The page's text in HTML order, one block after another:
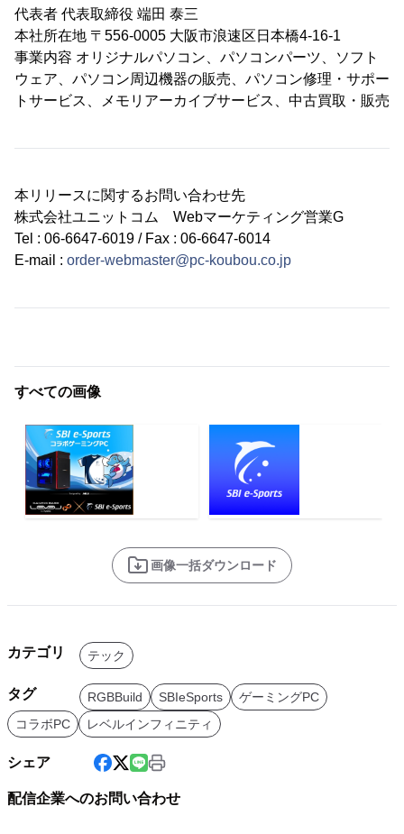
代表者 代表取締役 端田 泰三
本社所在地 〒556-0005 大阪市浪速区日本橋4-16-1
事業内容 オリジナルパソコン、パソコンパーツ、ソフト
ウェア、パソコン周辺機器の販売、パソコン修理・サポー
トサービス、メモリアーカイブサービス、中古買取・販売
本リリースに関するお問い合わせ先
株式会社ユニットコム Webマーケティング営業G
Tel : 06-6647-6019 / Fax : 06-6647-6014
E-mail : order-webmaster@pc-koubou.co.jp
すべての画像
画像一括ダウンロード
カテゴリ テック
タグ RGBBuild SBIeSports
ゲーミングPC
コラボPC
レベルインフィニティ
シェア
配信企業へのお問い合わせ